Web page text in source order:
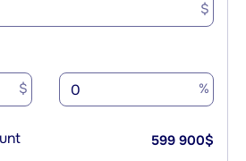
$
$ %
599 900$